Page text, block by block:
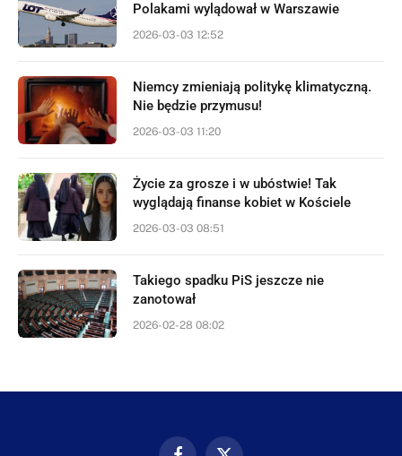
Polakami wylądował w Warszawie
2026-03-03 12:52
Niemcy zmieniają politykę klimatyczną.
Nie będzie przymusu!
2026-03-03 11:20
Życie za grosze i w ubóstwie! Tak
wyglądają finanse kobiet w Kościele
2026-03-03 08:51
Takiego spadku PiS jeszcze nie
zanotował
2026-02-28 08:02